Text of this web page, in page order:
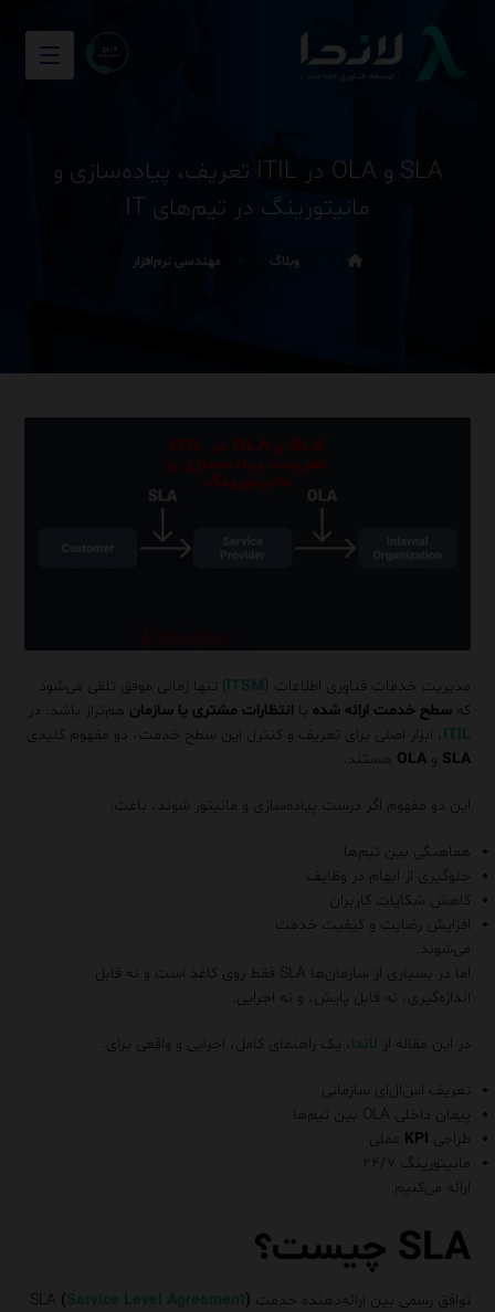
SLA و OLA در ITIL تعریف، پیاده‌سازی و
مانیتورینگ در تیم‌های IT
وبلاگ مهندسی نرم‌افزار
مدیریت خدمات فناوری اطلاعات (ITSM) تنها زمانی موفق تلقی می‌شود
کهسطح خدمت ارائه‌ شده با انتظارات مشتری یا سازمان هم‌تراز باشد. در
ITIL، ابزار اصلی برای تعریف و کنترل این سطح خدمت، دو مفهوم کلیدی
SLA وOLA هستند.
این دو مفهوم اگر درست پیاده‌سازی و مانیتور شوند، باعث:
هماهنگی بین تیم‌ها
جلوگیری از ابهام در وظایف
کاهش شکایات کاربران
افزایش رضایت و کیفیت خدمت
می‌شوند.
اما در بسیاری از سازمان‌ها SLA فقط روی کاغذ است و نه قابل
اندازه‌گیری، نه قابل پایش، و نه اجرایی.
در این مقاله از لاندا، یک راهنمای کامل، اجرایی و واقعی برای:
تعریف اس‌ال‌ای سازمانی
پیمان داخلی OLA بین تیم‌ها
طراحی KPI عملی
مانیتورینگ ۲۴/۷
ارائه می‌کنیم.
SLA چیست؟
توافق رسمی بین ارائه‌دهنده خدمت SLA (Service Level Agreement)